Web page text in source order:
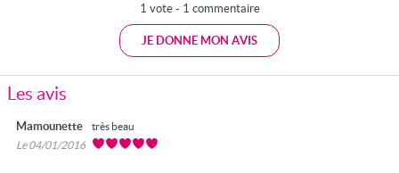
1 vote - 1 commentaire
JE DONNE MON AVIS
Les avis
Mamounette
très beau
Le 04/01/2016